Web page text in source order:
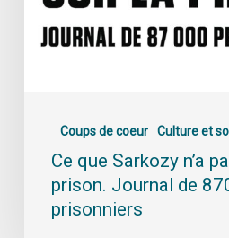
Coups de coeur Culture et
Ce que Sarkozy n’a
prison. Journal de
prisonniers